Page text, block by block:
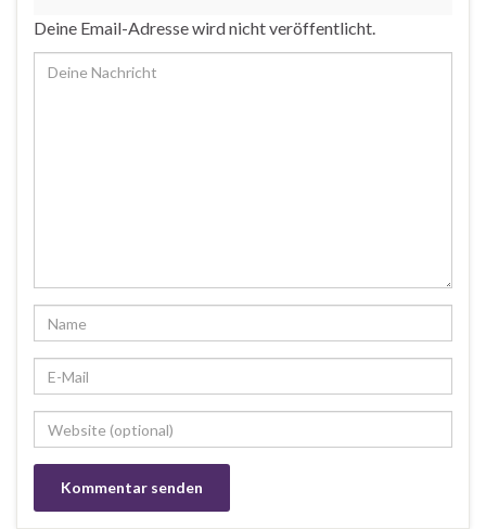
Deine Email-Adresse wird nicht veröffentlicht.